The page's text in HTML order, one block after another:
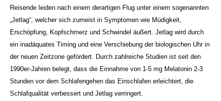
Reisende leiden nach einem derartigen Flug unter einem sogenannten
„Jetlag“, welcher sich zumeist in Symptomen wie Müdigkeit,
Erschöpfung, Kopfschmerz und Schwindel äußert. Jetlag wird durch
ein inadäquates Timing und eine Verschiebung der biologischen Uhr in
der neuen Zeitzone gefördert. Durch zahlreiche Studien ist seit den
1990er-Jahren belegt, dass die Einnahme von 1-5 mg Melatonin 2-3
Stunden vor dem Schlafengehen das Einschlafen erleichtert, die
Schlafqualität verbessert und Jetlag verringert.